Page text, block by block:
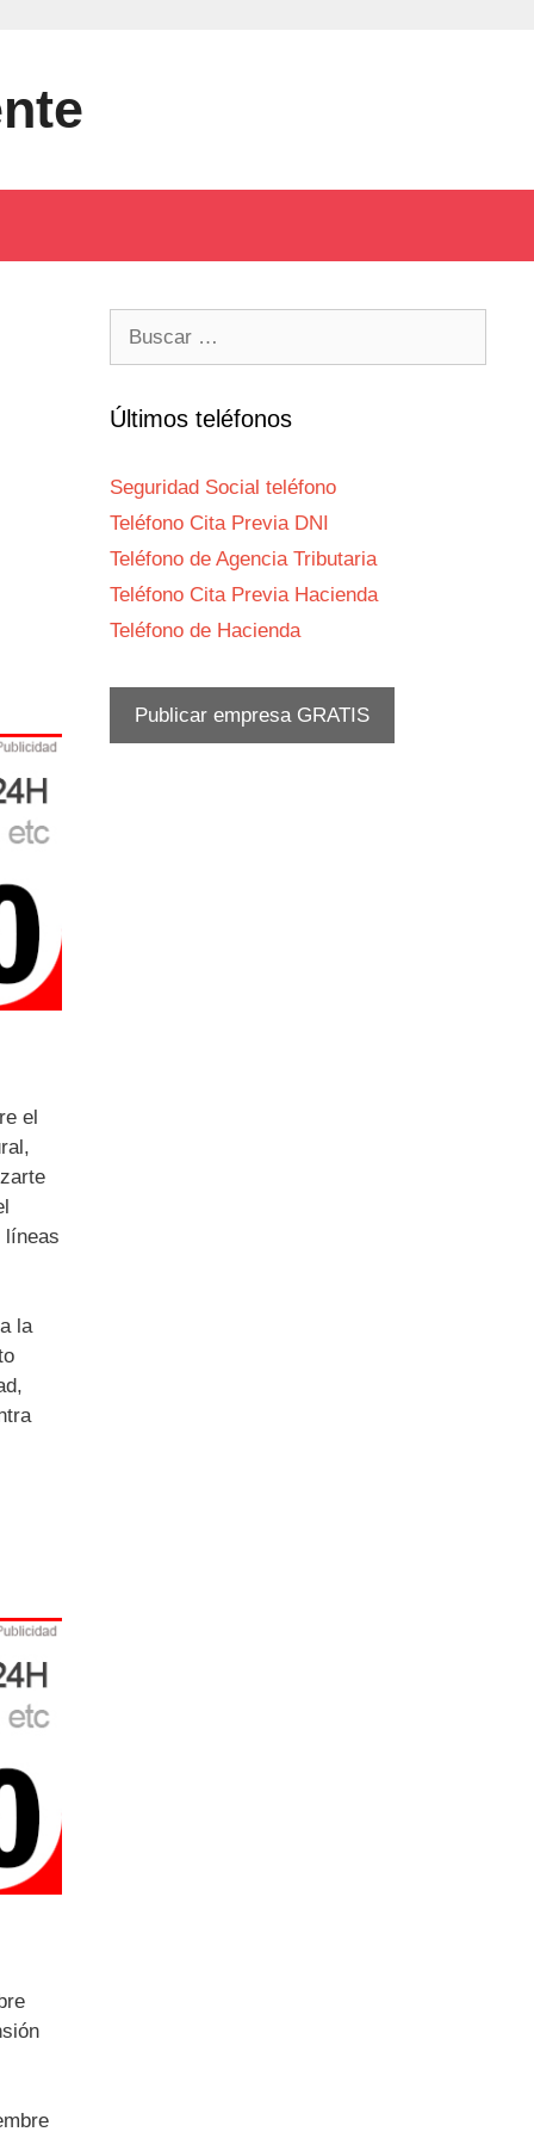
el
líneas
la
Últimos teléfonos
Seguridad Social teléfono
Teléfono Cita Previa DNI
Teléfono de Agencia Tributaria
Teléfono Cita Previa Hacienda
Teléfono de Hacienda
Publicar empresa GRATIS